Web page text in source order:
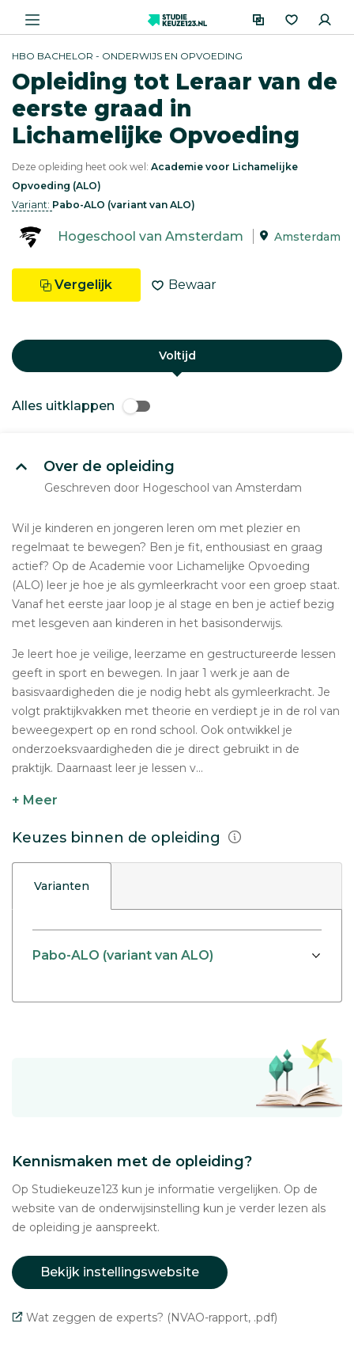
HBO BACHELOR - ONDERWIJS EN OPVOEDING
Opleiding tot Leraar van de
eerste graad in
Lichamelijke Opvoeding
Deze opleiding heet ook wel: Academie voor Lichamelijke
Opvoeding (ALO)
Variant: Pabo-ALO (variant van ALO)
Hogeschool van Amsterdam Amsterdam
Vergelijk Bewaar
Voltijd
Alles uitklappen
Over de opleiding
Geschreven door Hogeschool van Amsterdam
Wil je kinderen en jongeren leren om met plezier en
regelmaat te bewegen? Ben je fit, enthousiast en graag
actief? Op de Academie voor Lichamelijke Opvoeding
(ALO) leer je hoe je als gymleerkracht voor een groep staat.
Vanaf het eerste jaar loop je al stage en ben je actief bezig
met lesgeven aan kinderen in het basisonderwijs.
Je leert hoe je veilige, leerzame en gestructureerde lessen
geeft in sport en bewegen. In jaar 1 werk je aan de
basisvaardigheden die je nodig hebt als gymleerkracht. Je
volgt praktijkvakken met theorie en verdiept je in de rol van
beweegexpert op en rond school. Ook ontwikkel je
onderzoeksvaardigheden die je direct gebruikt in de
praktijk. Daarnaast leer je lessen v...
+ Meer
Keuzes binnen de opleiding
Varianten
Pabo-ALO (variant van ALO)
Kennismaken met de opleiding?
Op Studiekeuze123 kun je informatie vergelijken. Op de
website van de onderwijsinstelling kun je verder lezen als
de opleiding je aanspreekt.
Bekijk instellingswebsite
Wat zeggen de experts? (NVAO-rapport, .pdf)